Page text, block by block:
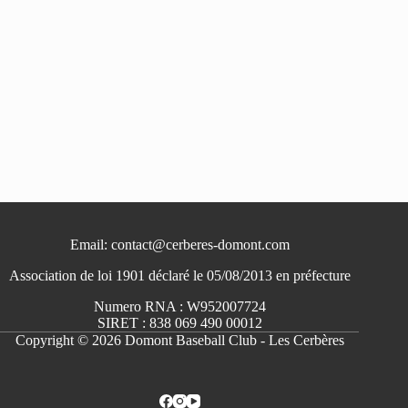
Email: contact@cerberes-domont.com
Association de loi 1901 déclaré le 05/08/2013 en préfecture
Numero RNA : W952007724
SIRET : 838 069 490 00012
Copyright © 2026 Domont Baseball Club - Les Cerbères